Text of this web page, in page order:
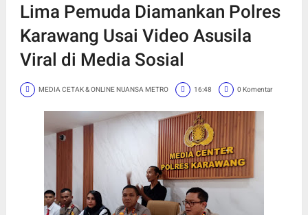
Lima Pemuda Diamankan Polres
Karawang Usai Video Asusila
Viral di Media Sosial
MEDIA CETAK & ONLINE NUANSA METRO 16:48 0 Komentar